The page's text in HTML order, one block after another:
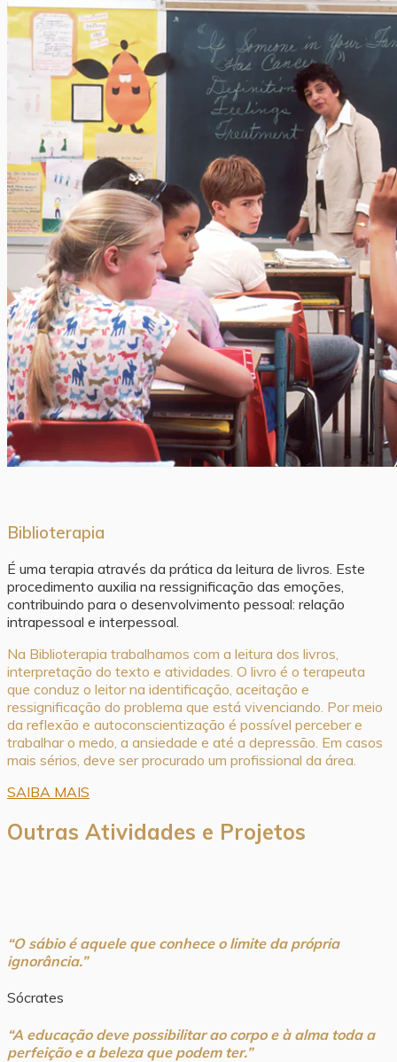
Biblioterapia
É uma terapia através da prática da leitura de livros. Este
procedimento auxilia na ressignificação das emoções,
contribuindo para o desenvolvimento pessoal: relação
intrapessoal e interpessoal.
Na Biblioterapia trabalhamos com a leitura dos livros,
interpretação do texto e atividades. O livro é o terapeuta
que conduz o leitor na identificação, aceitação e
ressignificação do problema que está vivenciando. Por meio
da reflexão e autoconscientização é possível perceber e
trabalhar o medo, a ansiedade e até a depressão. Em casos
mais sérios, deve ser procurado um profissional da área.
SAIBA MAIS
Outras Atividades e Projetos
“O sábio é aquele que conhece o limite da própria
ignorância.”
Sócrates
“A educação deve possibilitar ao corpo e à alma toda a
perfeição e a beleza que podem ter.”